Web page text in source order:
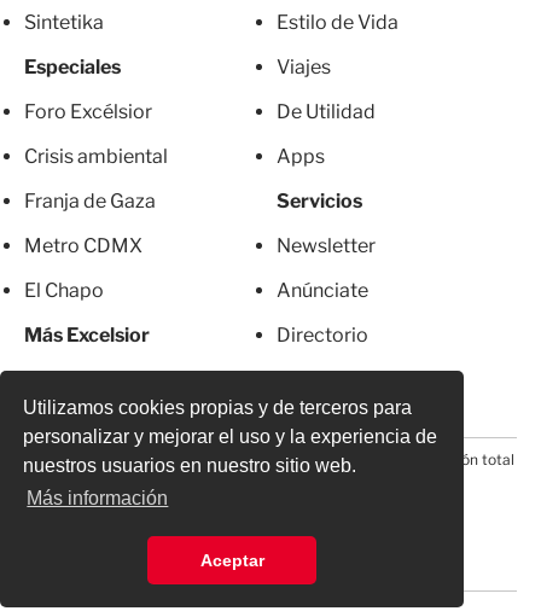
Utilizamos cookies propias y de terceros para
personalizar y mejorar el uso y la experiencia de
nuestros usuarios en nuestro sitio web.
Más información
Aceptar
Sintetika
Especiales
Foro Excélsior
Crisis ambiental
Franja de Gaza
Metro CDMX
El Chapo
Más Excelsior
Estilo de Vida
Viajes
De Utilidad
Apps
Servicios
Newsletter
Anúnciate
Directorio
© 2026 Todos los derechos reservados. Prohibida la reproducción total
o parcial, incluyendo cualquier medio electrónico*